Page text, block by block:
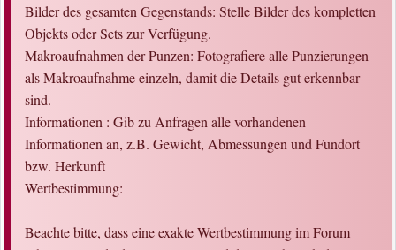
Bilder des gesamten Gegenstands: Stelle Bilder des kompletten
Objekts oder Sets zur Verfügung.
Makroaufnahmen der Punzen: Fotografiere alle Punzierungen
als Makroaufnahme einzeln, damit die Details gut erkennbar
sind.
Informationen : Gib zu Anfragen alle vorhandenen
Informationen an, z.B. Gewicht, Abmessungen und Fundort
bzw. Herkunft
Wertbestimmung:
Beachte bitte, dass eine exakte Wertbestimmung im Forum